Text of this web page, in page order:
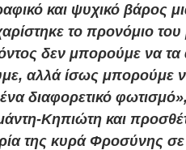
και ψυχικό βάρος
το προνόμιο
δεν μπορούμε να τα
αλλά ίσως μπορούμε
διαφορετικό
Κηπιώτη και
της κυρά Φροσύνης